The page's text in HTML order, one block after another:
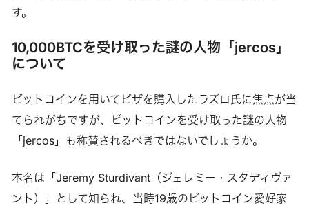
す。
10,000BTCを受け取った謎の人物「jercos」
について
ビットコインを用いてピザを購入したラズロ氏に焦点が当
てられがちですが、ビットコインを受け取った謎の人物
「jercos」も称賛されるべきではないでしょうか。
本名は「Jeremy Sturdivant（ジェレミー・スタディヴァ
ント）」として知られ、当時19歳のビットコイン愛好家